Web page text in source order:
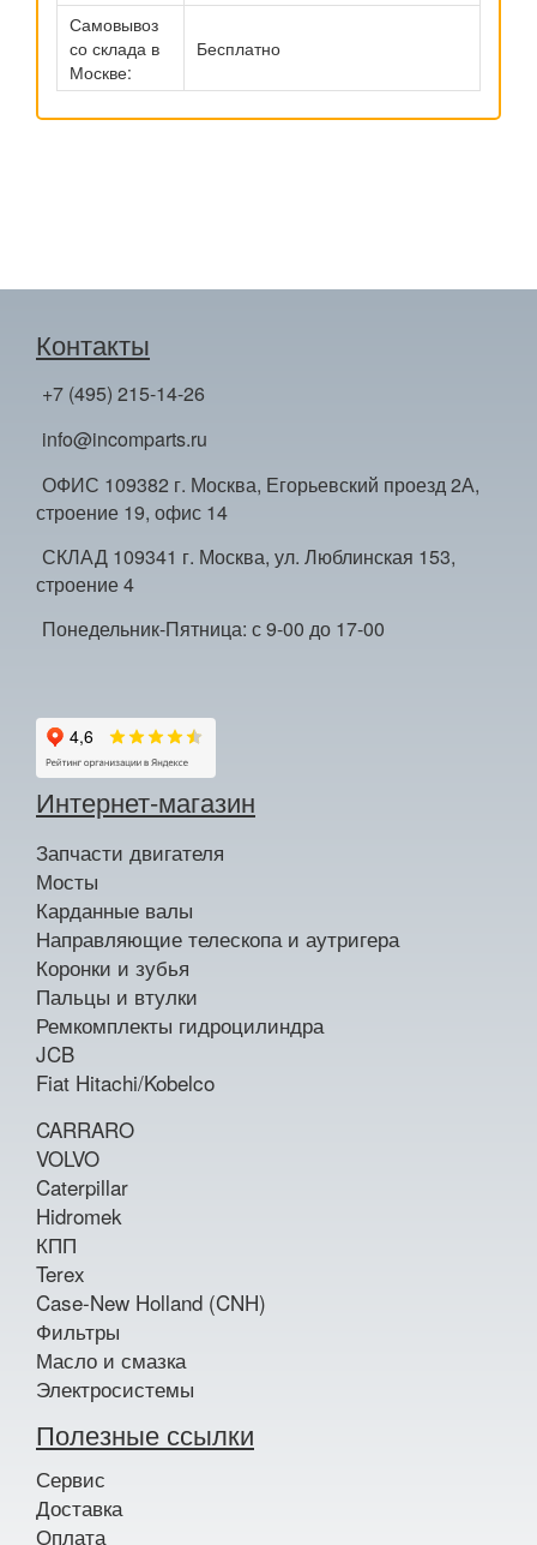
Самовывоз
со склада в
Москве:
Бесплатно
Контакты
+7 (495) 215-14-26
info@incomparts.ru
ОФИС 109382 г. Москва, Егорьевский проезд 2А,
строение 19, офис 14
СКЛАД 109341 г. Москва, ул. Люблинская 153,
строение 4
Понедельник-Пятница: с 9-00 до 17-00
Интернет-магазин
Запчасти двигателя
Мосты
Карданные валы
Направляющие телескопа и аутригера
Коронки и зубья
Пальцы и втулки
Ремкомплекты гидроцилиндра
JCB
Fiat Hitachi/Kobelco
CARRARO
VOLVO
Caterpillar
Hidromek
КПП
Terex
Case-New Holland (CNH)
Фильтры
Масло и смазка
Электросистемы
Полезные ссылки
Сервис
Доставка
Оплата